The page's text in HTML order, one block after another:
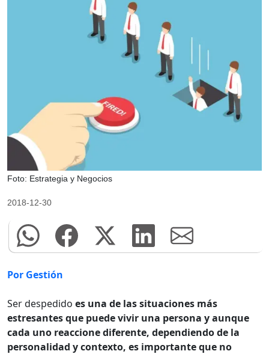
Foto: Estrategia y Negocios
2018-12-30
Por Gestión
Ser despedido es una de las situaciones más
estresantes que puede vivir una persona y aunque
cada uno reaccione diferente, dependiendo de la
personalidad y contexto, es importante que no